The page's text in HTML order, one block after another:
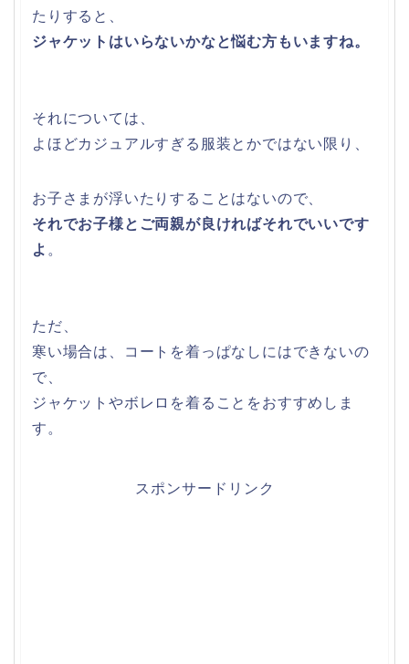
たりすると、
ジャケットはいらないかなと悩む方もいますね。
それについては、
よほどカジュアルすぎる服装とかではない限り、
お子さまが浮いたりすることはないので、
それでお子様とご両親が良ければそれでいいです
よ 。
ただ、
寒い場合は、コートを着っぱなしにはできないの
で、
ジャケットやボレロを着ることをおすすめしま
す。
スポンサードリンク